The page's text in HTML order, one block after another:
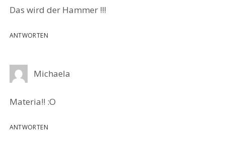
Das wird der Hammer !!!
ANTWORTEN
Michaela
Materia!! :O
ANTWORTEN